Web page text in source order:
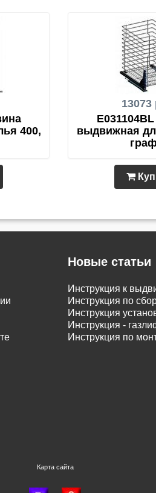
400,
13073
выдвижная
Новые статьи
Инструкция к
Инструкция по
Инструкция
Инструкция -
Инструкция по
Карта сайта